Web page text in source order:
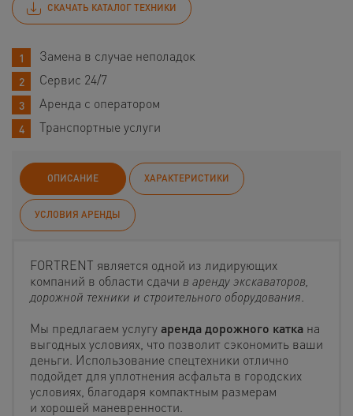
СКАЧАТЬ КАТАЛОГ ТЕХНИКИ
Замена в случае неполадок
Сервис 24/7
Аренда с оператором
Транспортные услуги
ОПИСАНИЕ ХАРАКТЕРИСТИКИ
УСЛОВИЯ АРЕНДЫ
FORTRENT является одной из лидирующих
компаний в области сдачи в аренду экскаваторов,
дорожной техники и строительного оборудования
Мы предлагаем услугуаренда дорожного катка на
выгодных условиях, что позволит сэкономить ваши
деньги. Использование спецтехники отлично
подойдет для уплотнения асфальта в городских
условиях, благодаря компактным размерам
и хорошей маневренности.